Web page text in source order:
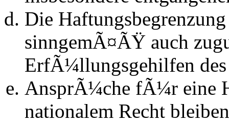
Die
sinngemÃ¤ÃŸ auch
ErfÃ¼llungsgehilfen des
AnsprÃ¼che fÃ¼r eine
nationalem Recht